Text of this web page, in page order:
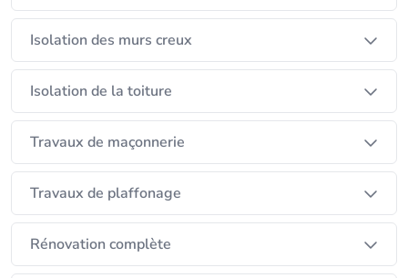
Isolation des murs creux
Isolation de la toiture
Travaux de maçonnerie
Travaux de plaffonage
Rénovation complète